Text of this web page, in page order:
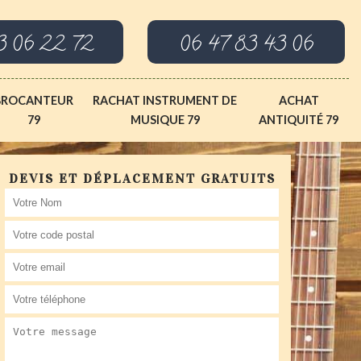
06 22 72 06 47 83 43 06
79
RACHAT INSTRUMENT DE
MUSIQUE 79
ACHAT
ANTIQUITÉ 79
DEVIS ET DÉPLACEMENT GRATUITS